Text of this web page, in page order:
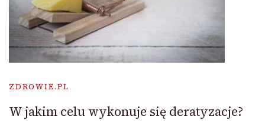
ZDROWIE.PL
W jakim celu wykonuje się deratyzacje?